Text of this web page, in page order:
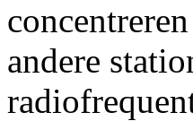
andere